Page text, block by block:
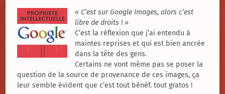
propos
Google
améliore
défense
« C’est sur Google Images, alors c’est
libre de droits ! »
C’est la réflexion que j’ai entendu à
maintes reprises et qui est bien ancrée
dans la tête des gens.
Certains ne vont même pas se poser la
question de la source de provenance de ces images, ça
leur semble évident que c’est tout bénéf. tout gratos !